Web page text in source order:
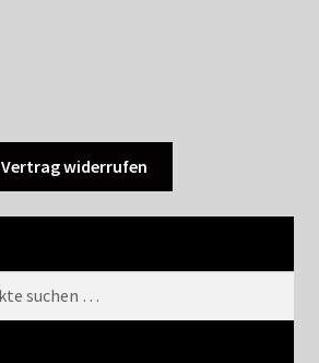
Vertrag widerrufen